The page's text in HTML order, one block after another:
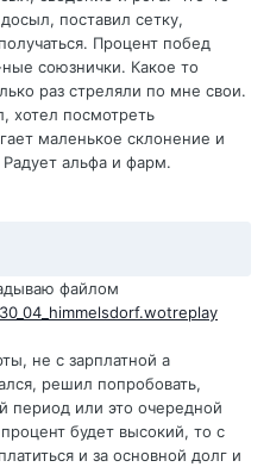
поставил сетку,
Процент побед
союзнички. Какое то
раз стреляли по мне свои.
хотел посмотреть
маленькое склонение и
альфа и фарм.
файлом
не с зарплатной а
решил попробовать,
период или это очередной
будет высокий, то с
и за основной долг и